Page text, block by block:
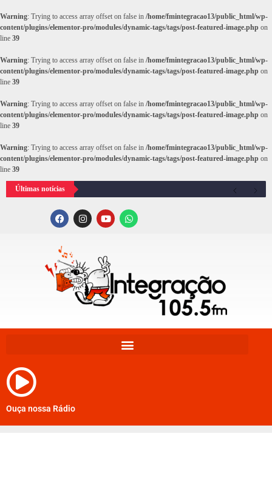
Warning: Trying to access array offset on false in /home/fmintegracao13/public_html/wp-
content/plugins/elementor-pro/modules/dynamic-tags/tags/post-featured-image.php on
line 39
Warning: Trying to access array offset on false in /home/fmintegracao13/public_html/wp-
content/plugins/elementor-pro/modules/dynamic-tags/tags/post-featured-image.php on
line 39
Warning: Trying to access array offset on false in /home/fmintegracao13/public_html/wp-
content/plugins/elementor-pro/modules/dynamic-tags/tags/post-featured-image.php on
line 39
Warning: Trying to access array offset on false in /home/fmintegracao13/public_html/wp-
content/plugins/elementor-pro/modules/dynamic-tags/tags/post-featured-image.php on
line 39
Últimas notícias
Ouça nossa Rádio